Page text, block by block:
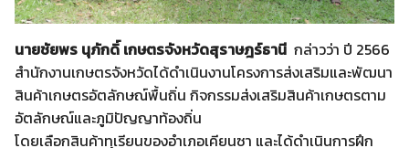
นายชัยพร นุภักดิ์ เกษตรจังหวัดสุราษฎร์ธานี กล่าวว่า ปี 2566
สำนักงานเกษตรจังหวัดได้ดำเนินงานโครงการส่งเสริมและพัฒนา
สินค้าเกษตรอัตลักษณ์พื้นถิ่น กิจกรรมส่งเสริมสินค้าเกษตรตาม
อัตลักษณ์และภูมิปัญญาท้องถิ่น
โดยเลือกสินค้าทุเรียนของอำเภอเคียนซา และได้ดำเนินการฝึก